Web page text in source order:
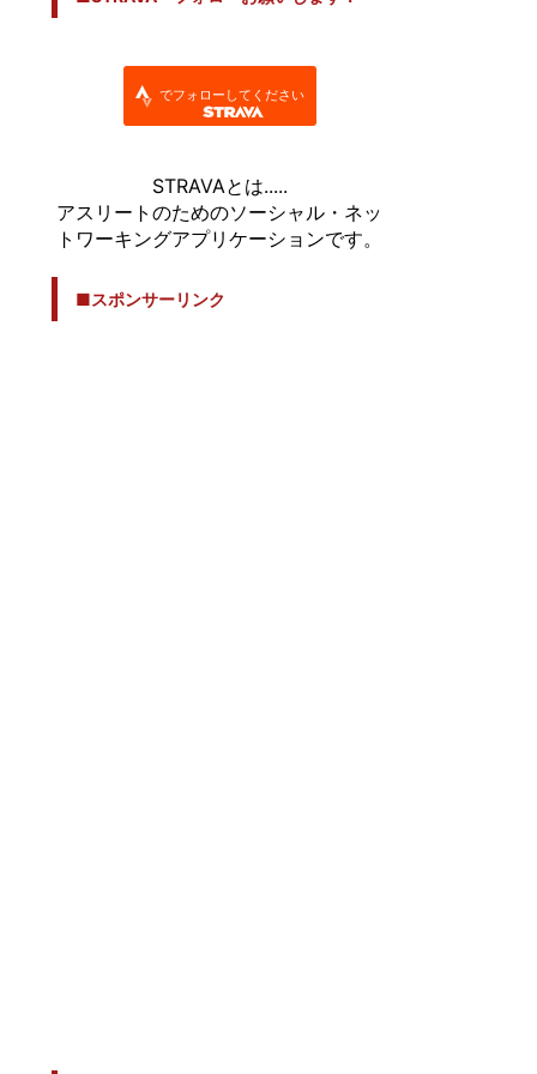
でフォローしてください
STRAVAとは.....
アスリートのためのソーシャル・ネッ
トワーキングアプリケーションです。
■スポンサーリンク